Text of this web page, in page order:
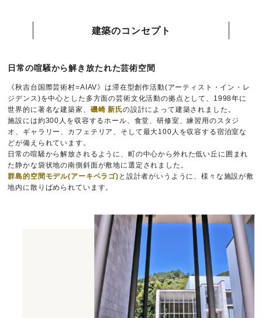
建築のコンセプト
日常の喧騒から解き放たれた芸術空間
《秋吉台国際芸術村=AIAV》は滞在型創作活動(アーティスト・イン・レ
ジデンス)を中心とした多方面の芸術文化活動の拠点として、1998年に
世界的に著名な建築家、 磯崎 新氏の設計によって建築されました。
施設には約300人を収容するホール、食堂、研修室、練習用のスタジ
オ、ギャラリー、カフェテリア、そして最大100人を収容する宿泊室な
どが備えられています。
日常の喧騒から解放されるように、町の中心から外れた低い丘に囲まれ
た静かな袋状地の南側斜面が敷地に選定されました。
群島的空間モデル(アーキペラゴ) と設計者がいうように、様々な施設が敷
地内に散りばめられています。